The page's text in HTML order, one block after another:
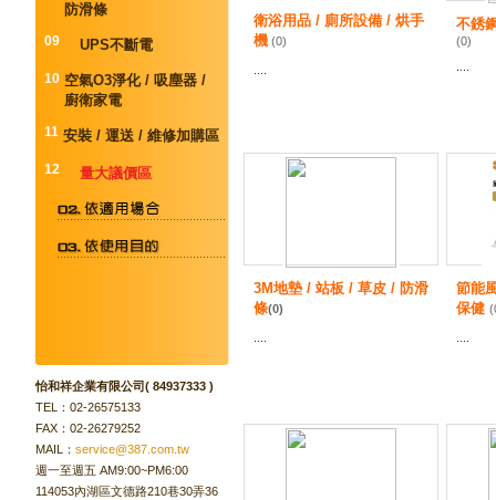
防滑條
09 UPS不斷電
10 空氣O3淨化 / 吸塵器 /
廚衛家電
11 安裝 / 運送 / 維修加購區
12 量大議價區
怡和祥企業有限公司( 84937333 )
TEL：02-26575133
FAX：02-26279252
MAIL： service@387.com.tw
週一至週五 AM9:00~PM6:00
114053內湖區文德路210巷30弄36
衛浴用品 / 廁所設備 / 烘手
機 (0)
不銹
(0)
3M地墊 / 站板 / 草皮 / 防滑
條(0)
節能
保健